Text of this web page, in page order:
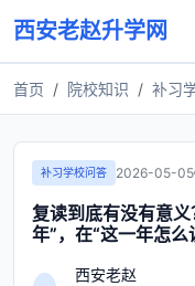
西安老赵升学网
首页 院校知识 补习
补习学校问答 2026-05-05
复读到底有没有意
年”，在“这一年怎么
西安老赵